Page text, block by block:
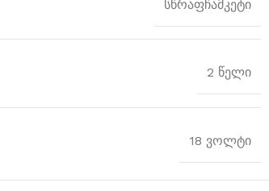
სწრაფჩამკეტი
2 წელი
18 ვოლტი